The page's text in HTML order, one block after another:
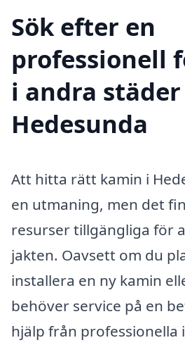
Sök efter en
professionell
i andra
Hedesunda
Att hitta rätt kamin i
en utmaning, men det
resurser tillgängliga för
jakten. Oavsett om du
installera en ny kamin
behöver service på en
hjälp från professionella